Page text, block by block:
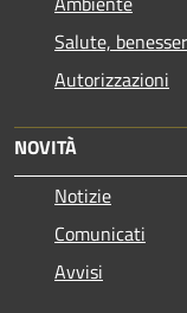
Salute,
Autorizzazioni
NOVITÀ
Notizie
Comunicati
Avvisi